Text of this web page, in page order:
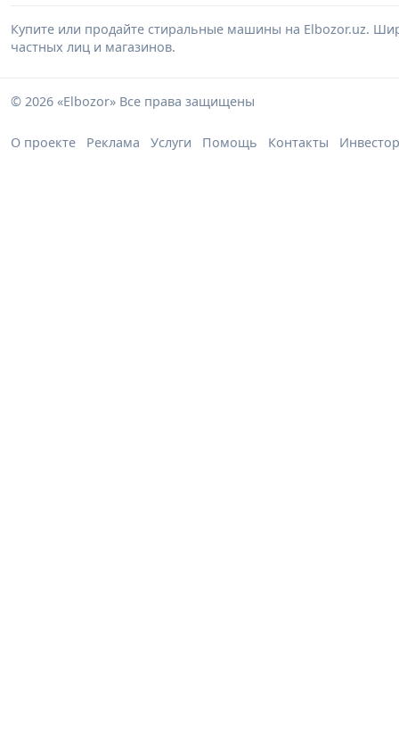
Купите или продайте стиральные машины на Elbozor.uz.
частных лиц и магазинов.
© 2026 «Elbozor» Все права защищены
О проекте Реклама Услуги Помощь Контакты